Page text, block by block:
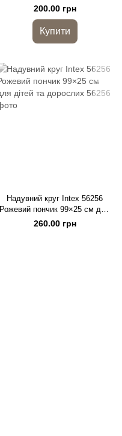
200.00 грн
Купити
Надувний круг Intex 56256
Рожевий пончик 99×25 см для
дітей та дорослих
260.00 грн